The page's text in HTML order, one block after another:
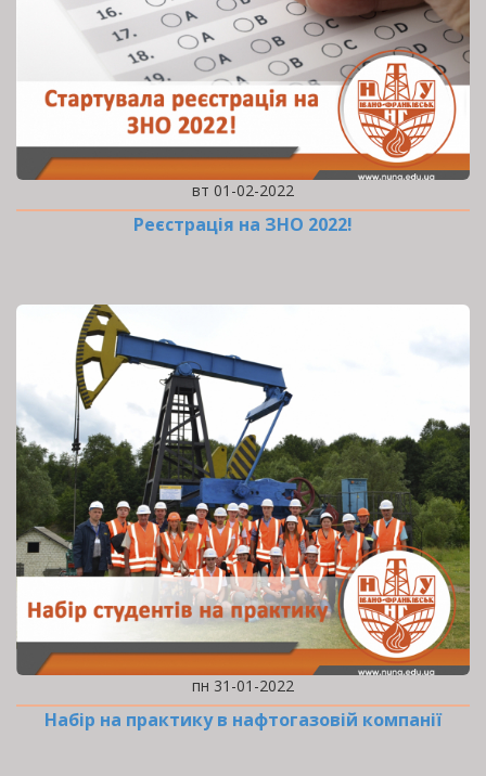
вт 01-02-2022
Реєстрація на ЗНО 2022!
пн 31-01-2022
Набір на практику в нафтогазовій компанії